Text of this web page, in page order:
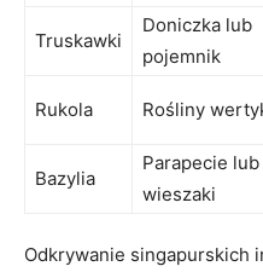
Truskawki
Doniczka ⁤lub
⁢pojemnik
Rukola Rośliny⁢
Bazylia
Parapecie lub
wieszaki
Odkrywanie singapurskich